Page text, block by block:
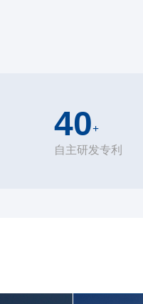
40+
自主研发专利